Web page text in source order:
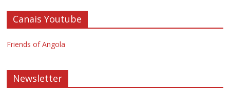
Canais Youtube
Friends of Angola
Newsletter